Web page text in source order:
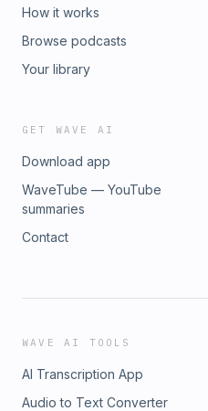
How it works
Browse podcasts
Your library
GET WAVE AI
Download app
WaveTube — YouTube
summaries
Contact
WAVE AI TOOLS
AI Transcription App
Audio to Text Converter